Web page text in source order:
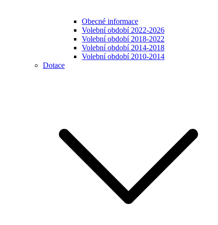
Obecné informace
Volební období 2022-2026
Volební období 2018-2022
Volební období 2014-2018
Volební období 2010-2014
Dotace